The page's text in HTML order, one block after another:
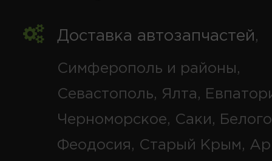
Доставка автозапчастей,
Симферополь и районы,
Севастополь, Ялта,
Черноморское, Саки,
Феодосия, Старый Крым,